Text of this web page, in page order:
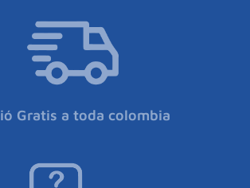
Gratis a toda colombia